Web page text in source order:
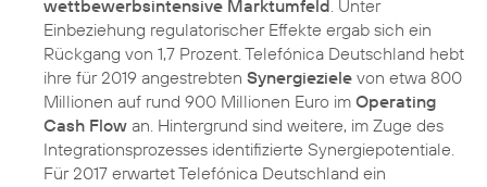
wettbewerbsintensive Marktumfeld. Unter
Einbeziehung regulatorischer Effekte ergab sich ein
Rückgang von 1,7 Prozent. Telefónica Deutschland hebt
ihre für 2019 angestrebten Synergieziele von etwa 800
Millionen auf rund 900 Millionen Euro im Operating
Cash Flow an. Hintergrund sind weitere, im Zuge des
Integrationsprozesses identifizierte Synergiepotentiale.
Für 2017 erwartet Telefónica Deutschland ein